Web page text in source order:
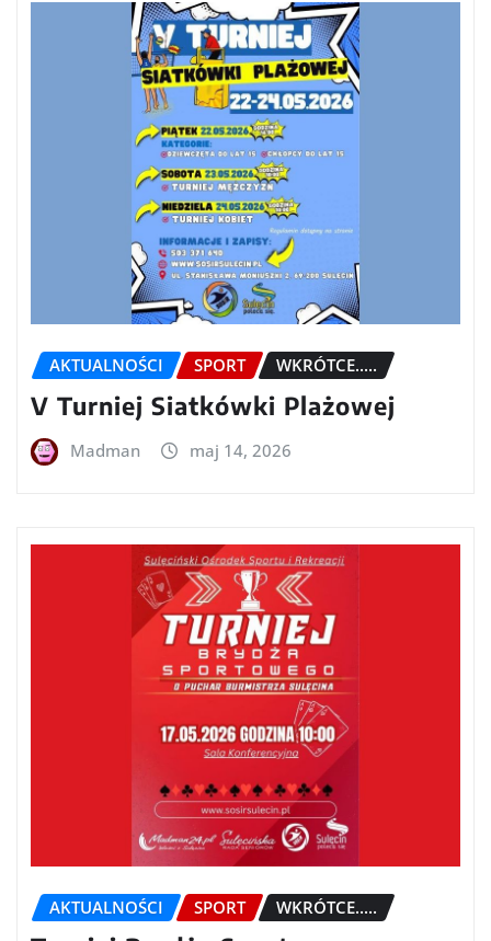
AKTUALNOŚCI SPORT WKRÓTCE.....
V Turniej Siatkówki Plażowej
Madman maj 14, 2026
AKTUALNOŚCI SPORT WKRÓTCE.....